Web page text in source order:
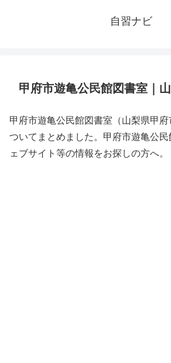
自習ナビ
甲府市遊亀公民館図書室｜
甲府市遊亀公民館図書室（山梨県甲
ついてまとめました。甲府市遊亀公
ェブサイト等の情報をお探しの方へ。